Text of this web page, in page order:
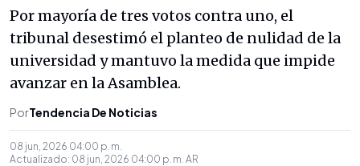
Por mayoría de tres votos contra uno, el
tribunal desestimó el planteo de nulidad de la
universidad y mantuvo la medida que impide
avanzar en la Asamblea.
PorTendencia De Noticias
08 jun, 2026 04:00 p. m.
Actualizado: 08 jun, 2026 04:00 p. m. AR